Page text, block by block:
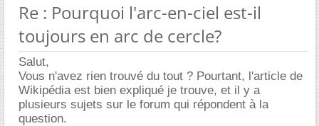
Re : Pourquoi l'arc-en-ciel est-il
toujours en arc de cercle?
Salut,
Vous n'avez rien trouvé du tout ? Pourtant, l'article de
Wikipédia est bien expliqué je trouve, et il y a
plusieurs sujets sur le forum qui répondent à la
question.